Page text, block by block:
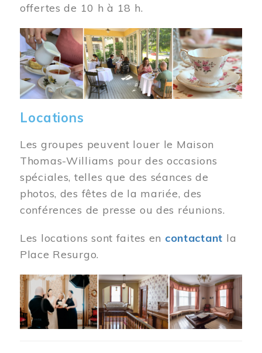
offertes de 10 h à 18 h.
Image
Locations
Les groupes peuvent louer le Maison
Thomas-Williams pour des occasions
spéciales, telles que des séances de
photos, des fêtes de la mariée, des
conférences de presse ou des réunions.
Les locations sont faites en contactant la
Place Resurgo.
Image